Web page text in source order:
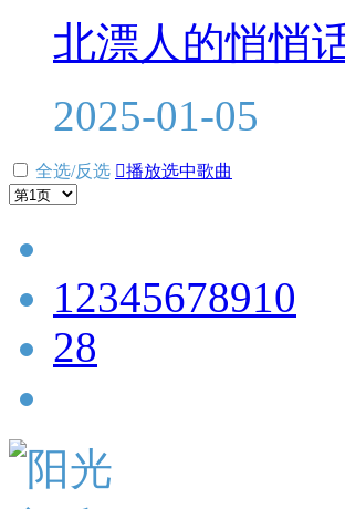
北漂人的悄悄
2025-01-05
全选/反选 播放选中歌曲
12345678910
28